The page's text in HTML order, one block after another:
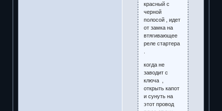
красный с
черной
полосой , идет
от замка на
втягивающее
реле стартера
когда не
заводит с
ключа ,
открыть капот
и сунуть на
этот провод